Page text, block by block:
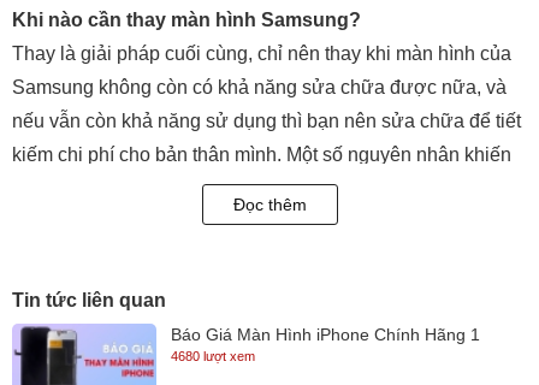
Khi nào cần thay màn hình Samsung?
Thay là giải pháp cuối cùng, chỉ nên thay khi màn hình của
Samsung không còn có khả năng sửa chữa được nữa, và
nếu vẫn còn khả năng sử dụng thì bạn nên sửa chữa để tiết
kiếm chi phí cho bản thân mình. Một số nguyên nhân khiến
cho màn hình Samsung cần phải được thay thế mới bao
gồm các nguyên nhân sau đây:
bình thường dù cảm ứng vẫn hoạt động được bình thường.
- Màn hình Samsung bị sọc, chảy mực.
- Màn hình Samsung hiển thị sai màu sắc, sọc màu, loang
Đọc thêm
Tin tức liên quan
Báo Giá Màn Hình iPhone Chính Hãng 1
4680 lượt xem